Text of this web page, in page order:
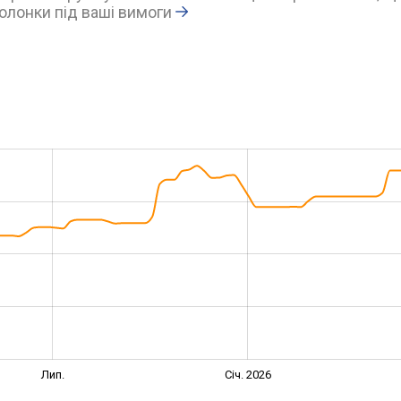
під ваші вимоги
Лип. Січ. 2026